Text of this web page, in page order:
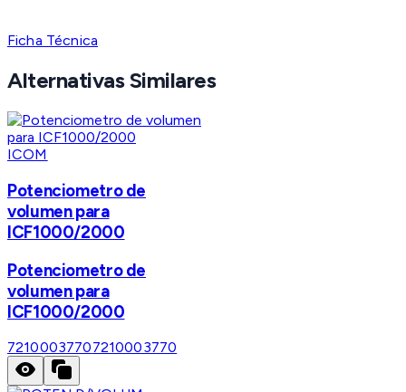
Ficha Técnica
Alternativas Similares
ICOM
Potenciometro de
volumen para
ICF1000/2000
Potenciometro de
volumen para
ICF1000/2000
72100037707210003770